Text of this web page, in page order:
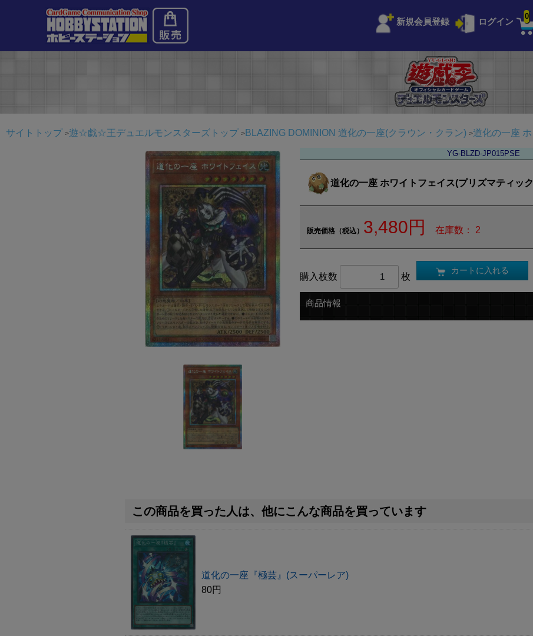
新規会員登録 ログイン
0
サイトトップ 遊☆戯☆王デュエルモンスターズトップ BLAZING DOMINION 道化の一座(クラウン・クラン) 道化の一座
YG-BLZD-JP015PSE
道化の一座 ホワイトフェイス(プリズマティッ
販売価格（税込） 3,480円 在庫数： 2
購入枚数 枚
カートに入れる
商品情報
この商品を買った人は、他にこんな商品を買っています
道化の一座『極芸』(スーパーレア)
80円